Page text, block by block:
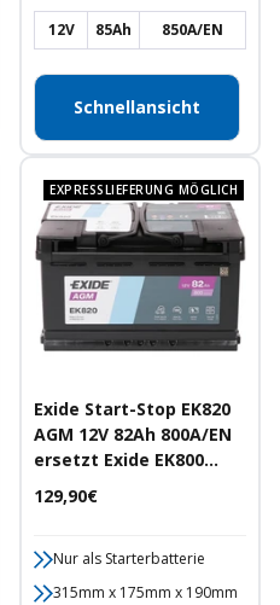
12V 85Ah 850A/EN
Schnellansicht
EXPRESSLIEFERUNG MÖGLICH
Exide Start-Stop EK820
AGM 12V 82Ah 800A/EN
ersetzt Exide EK800
Autobatterie
Angebotspreis
129,90€
Nur als Starterbatterie
315mm x 175mm x 190mm